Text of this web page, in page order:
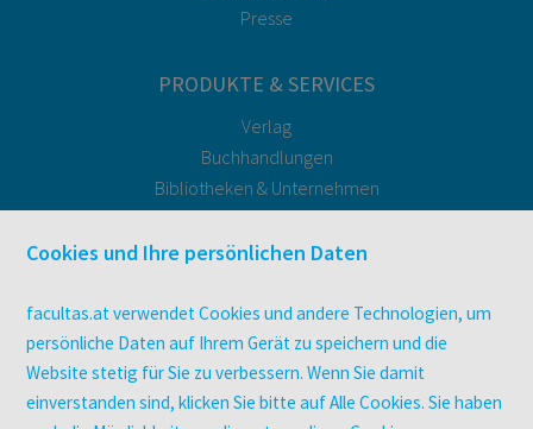
Presse
PRODUKTE & SERVICES
Verlag
Buchhandlungen
Bibliotheken & Unternehmen
facultas Bindeservice
Druckerei facultas druckt.
Zeitschriften
Digitale Angebote
UNTERNEHMEN
Cookies und Ihre persönlichen Daten
facultas.at verwendet Cookies und andere Technologien, um
persönliche Daten auf Ihrem Gerät zu speichern und die
Website stetig für Sie zu verbessern. Wenn Sie damit
einverstanden sind, klicken Sie bitte auf Alle Cookies. Sie haben